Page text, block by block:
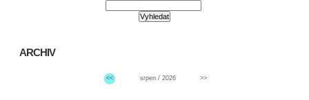
ARCHIV
<< srpen / 2026 >>